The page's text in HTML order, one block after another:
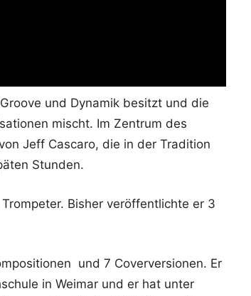
und Dynamik besitzt und die
mischt. Im Zentrum des
Jeff Cascaro, die in der Tradition
Stunden.
Bisher veröffentlichte er 3
und 7 Coverversionen. Er
in Weimar und er hat unter